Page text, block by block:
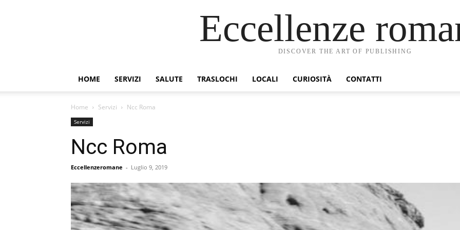
Eccellenze
DISCOVER THE ART OF PUBLISHING
HOME SERVIZI SALUTE TRASLOCHI LOCALI CURIOSITÀ CONTATTI
Home Servizi Ncc Roma
Servizi
Ncc Roma
Eccellenzeromane - Luglio 9, 2019